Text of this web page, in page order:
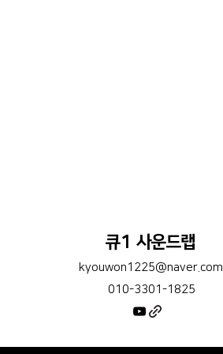
큐1 사운드랩
kyouwon1225@naver.com
010-3301-1825